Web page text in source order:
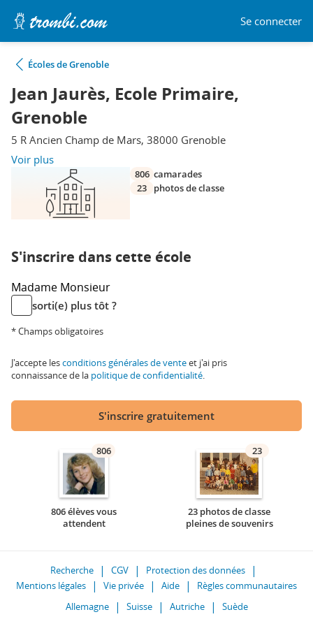
Se connecter
Écoles de Grenoble
Jean Jaurès, Ecole Primaire,
Grenoble
5 R Ancien Champ de Mars, 38000 Grenoble
Voir plus
806 camarades
23
photos de classe
S'inscrire dans cette école
Madame Monsieur
sorti(e) plus tôt ?
* Champs obligatoires
J'accepte lesconditions générales de venteet j'ai pris
connaissance de la politique de confidentialité.
S'inscrire gratuitement
806
806 élèves vous
attendent
23
23 photos de classe
pleines de souvenirs
Recherche CGV
Protection des données
Mentions légales
Vie privée Aide
Règles communautaires
Allemagne
Suisse Autriche Suède